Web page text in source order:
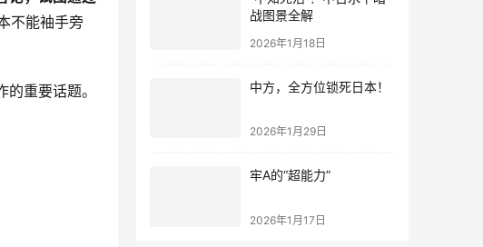
不能袖手旁
重要话题。
战图景全解
2026年1月18日
中方，全方位锁死日本！
2026年1月29日
牢A的“超能力”
2026年1月17日